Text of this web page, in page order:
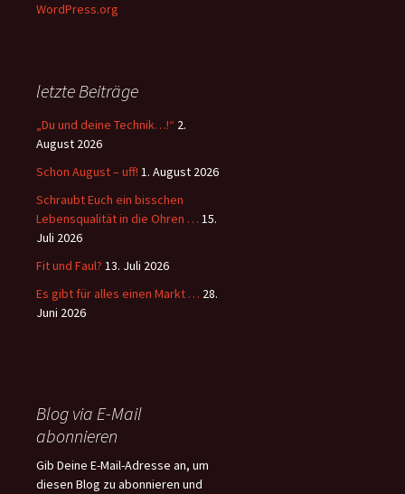
WordPress.org
letzte Beiträge
„Du und deine Technik…!“ 2.
August 2026
Schon August – uff! 1. August 2026
Schraubt Euch ein bisschen
Lebensqualität in die Ohren … 15.
Juli 2026
Fit und Faul? 13. Juli 2026
Es gibt für alles einen Markt … 28.
Juni 2026
Blog via E-Mail
abonnieren
Gib Deine E-Mail-Adresse an, um
diesen Blog zu abonnieren und